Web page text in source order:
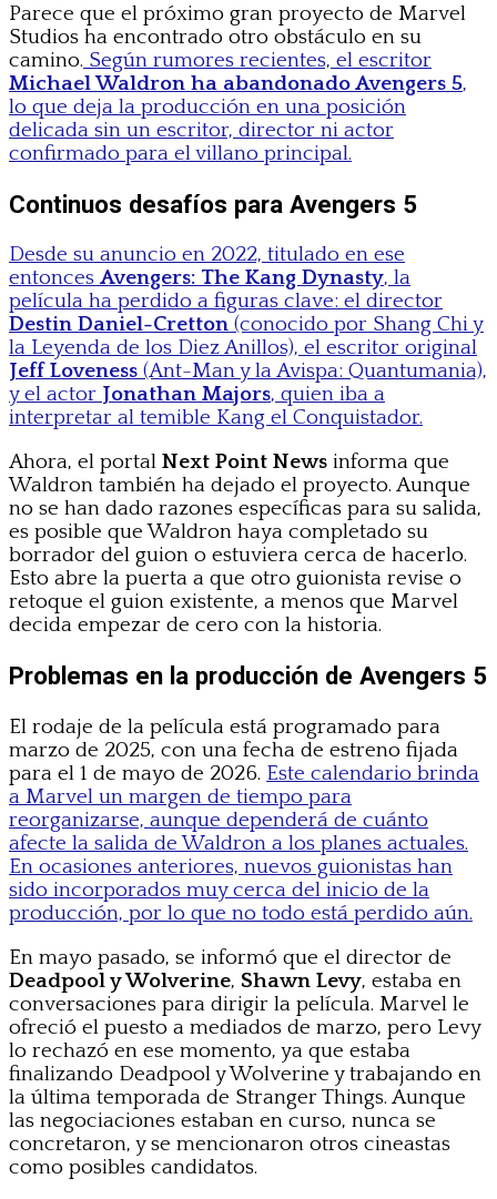
Parece que el próximo gran proyecto de Marvel
Studios ha encontrado otro obstáculo en su
camino. Según rumores recientes, el escritor
Michael Waldron ha abandonado Avengers 5,
lo que deja la producción en una posición
delicada sin un escritor, director ni actor
confirmado para el villano principal.
Continuos desafíos para Avengers 5
Desde su anuncio en 2022, titulado en ese
entonces Avengers: The Kang Dynasty, la
película ha perdido a figuras clave: el director
Destin Daniel-Cretton (conocido por Shang Chi y
la Leyenda de los Diez Anillos), el escritor original
Jeff Loveness (Ant-Man y la Avispa: Quantumania),
y el actor Jonathan Majors, quien iba a
interpretar al temible Kang el Conquistador.
Ahora, el portal Next Point News informa que
Waldron también ha dejado el proyecto. Aunque
no se han dado razones específicas para su salida,
es posible que Waldron haya completado su
borrador del guion o estuviera cerca de hacerlo.
Esto abre la puerta a que otro guionista revise o
retoque el guion existente, a menos que Marvel
decida empezar de cero con la historia.
Problemas en la producción de Avengers 5
El rodaje de la película está programado para
marzo de 2025, con una fecha de estreno fijada
para el 1 de mayo de 2026. Este calendario brinda
a Marvel un margen de tiempo para
reorganizarse, aunque dependerá de cuánto
afecte la salida de Waldron a los planes actuales.
En ocasiones anteriores, nuevos guionistas han
sido incorporados muy cerca del inicio de la
producción, por lo que no todo está perdido aún.
En mayo pasado, se informó que el director de
Deadpool y Wolverine, Shawn Levy, estaba en
conversaciones para dirigir la película. Marvel le
ofreció el puesto a mediados de marzo, pero Levy
lo rechazó en ese momento, ya que estaba
finalizando Deadpool y Wolverine y trabajando en
la última temporada de Stranger Things. Aunque
las negociaciones estaban en curso, nunca se
concretaron, y se mencionaron otros cineastas
como posibles candidatos.